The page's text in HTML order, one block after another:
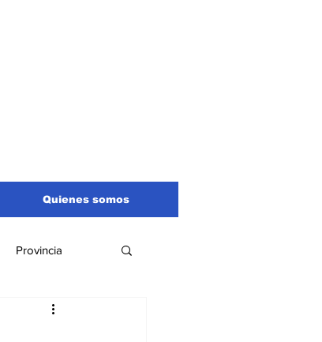
Quienes somos
Provincia
Santa Fe